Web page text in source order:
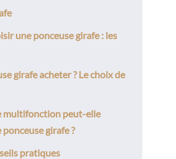
une ponceuse girafe : les
girafe acheter ? Le choix de
multifonction peut-elle
girafe ?
pratiques